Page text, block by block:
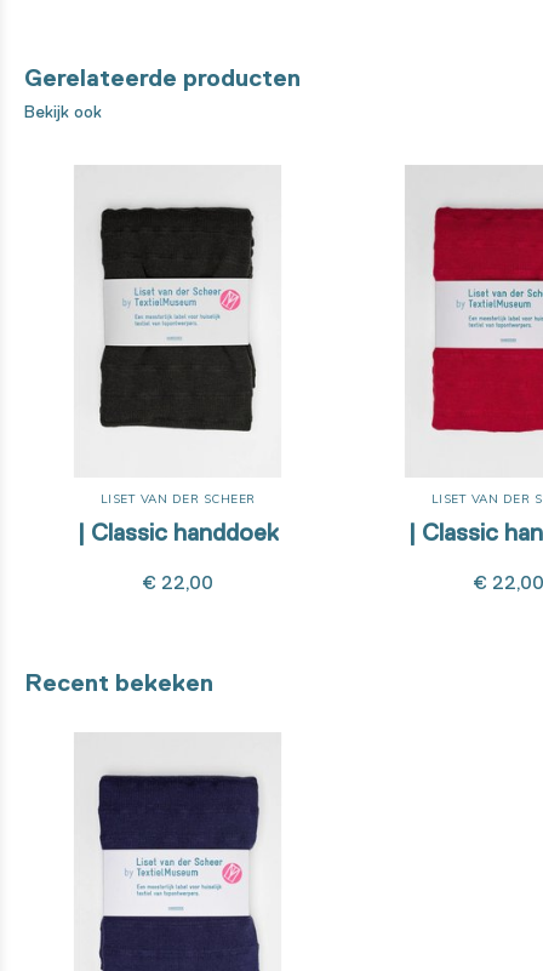
Gerelateerde producten
Bekijk ook
LISET VAN DER SCHEER
| Classic handdoek
€ 22,00
LISET VAN DER
| Classic
€
Recent bekeken